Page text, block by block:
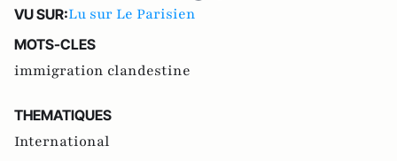
VU SUR:Lu sur Le Parisien
MOTS-CLES
immigration clandestine
THEMATIQUES
International